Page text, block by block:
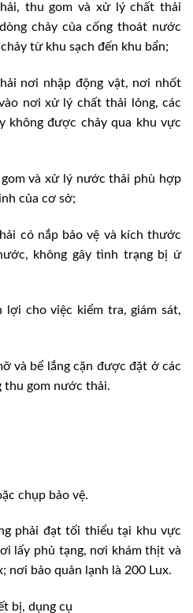
thu gom và xử lý chất thải
chảy của cống thoát nước
từ khu sạch đến khu bẩn;
nơi nhập động vật, nơi nhốt
nơi xử lý chất thải lỏng, các
không được chảy qua khu vực
và xử lý nước thải phù hợp
của cơ sở;
có nắp bảo vệ và kích thước
không gây tình trạng bị ứ
cho việc kiểm tra, giám sát,
và bể lắng cặn được đặt ở các
thu gom nước thải.
chụp bảo vệ.
phải đạt tối thiểu tại khu vực
lấy phủ tạng, nơi khám thịt và
nơi bảo quản lạnh là 200 Lux.
bị, dụng cụ